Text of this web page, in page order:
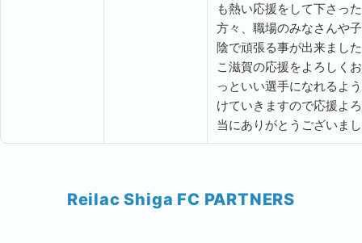
も熱い応援をして下さっ
方々、職場のみなさんや
陰で頑張る事が出来まし
こ滋賀の応援をよろしく
っといい選手になれるよ
けていきますので応援よ
当にありがとうございま
Reilac Shiga FC PARTNERS